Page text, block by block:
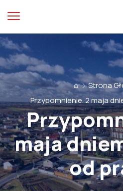
⌂
Strona
Przypomnienie. 2 maja
maja
od